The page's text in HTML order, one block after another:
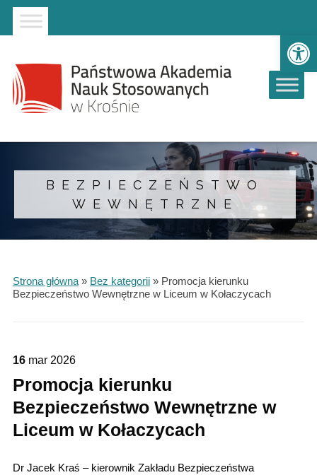
Strona główna
Przejdź do wyszukiwarki
Przejdź do menu głównego
BEZPIECZEŃSTWO
WEWNĘTRZNE
Strona główna» Bez kategorii» Promocja kierunku
Bezpieczeństwo Wewnętrzne w Liceum w Kołaczycach
16 mar 2026
Promocja kierunku
Bezpieczeństwo Wewnętrzne w
Liceum w Kołaczycach
Dr Jacek Kraś – kierownik Zakładu Bezpieczeństwa